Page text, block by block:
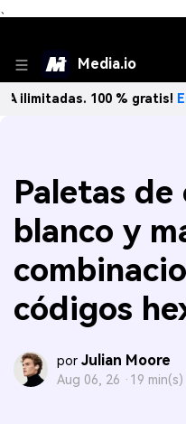
、
Media.io
100 % gratis!Empieza
Paletas de
blanco y
códigos
por Julian Moore
Aug 06, 26 · 19 min(s)